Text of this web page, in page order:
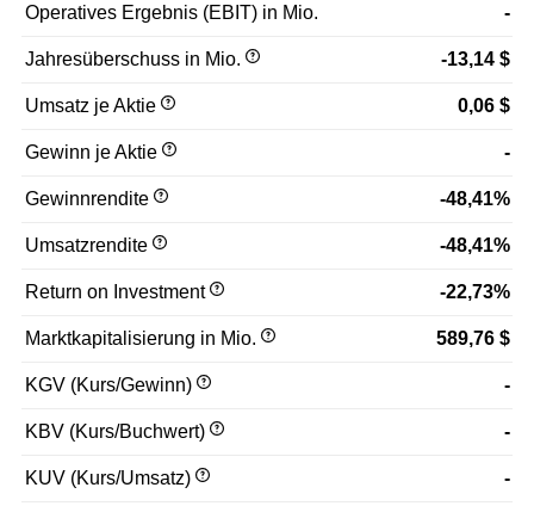
Operatives Ergebnis (EBIT) in Mio. -
Jahresüberschuss in Mio. -13,14 $
Umsatz je Aktie 0,06 $
Gewinn je Aktie -
Gewinnrendite -48,41%
Umsatzrendite -48,41%
Return on Investment -22,73%
Marktkapitalisierung in Mio. 589,76 $
KGV (Kurs/Gewinn) -
KBV (Kurs/Buchwert) -
KUV (Kurs/Umsatz) -